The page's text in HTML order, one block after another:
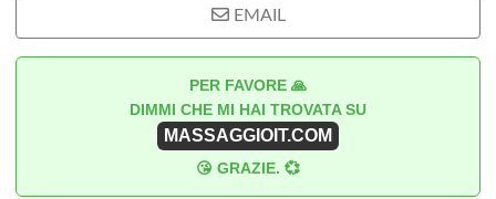
EMAIL
PER FAVORE 🙏
DIMMI CHE MI HAI TROVATA SU
MASSAGGIOIT.COM
😘 GRAZIE. 💞